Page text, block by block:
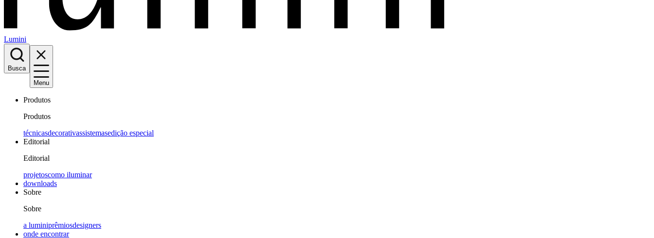
Lumini
Busca
Menu
Produtos
Produtos
técnicasdecorativassistemasedição especial
Editorial
Editorial
projetoscomo iluminar
downloads
Sobre
Sobre
a luminiprêmiosdesigners
onde encontrar